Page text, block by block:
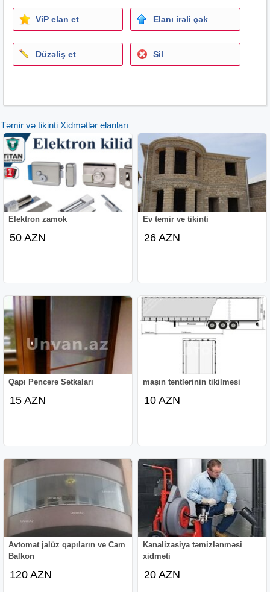
ViP elan et Elanı irəli çək
Düzəliş et Sil
Təmir və tikinti Xidmətlər elanları
Elektron zamok
50 AZN
Ev temir ve tikinti
26 AZN
Qapı Pəncərə Setkaları
15 AZN
maşın tentlerinin tikilmesi
10 AZN
Avtomat jalüz qapıların ve Cam
Balkon
120 AZN
Kanalizasiya təmizlənməsi
xidməti
20 AZN